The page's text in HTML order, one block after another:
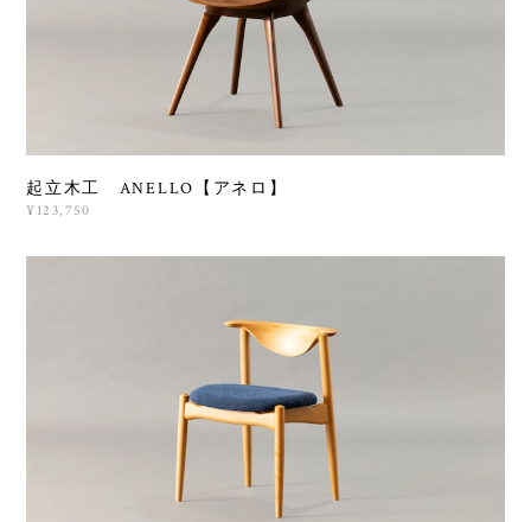
起立木工 ANELLO【アネロ】
¥123,750